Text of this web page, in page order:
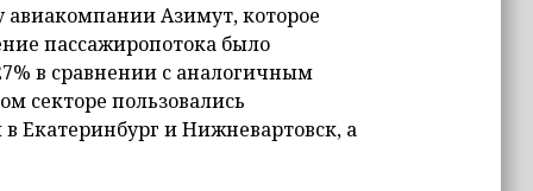
авиакомпании Азимут, которое
пассажиропотока было
в сравнении с аналогичным
секторе пользовались
Екатеринбург и Нижневартовск, а